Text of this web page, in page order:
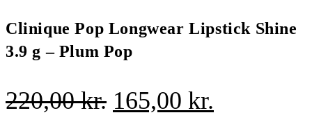
Clinique Pop Longwear Lipstick Shine
3.9 g – Plum Pop
220,00kr. Den
165,00 kr.